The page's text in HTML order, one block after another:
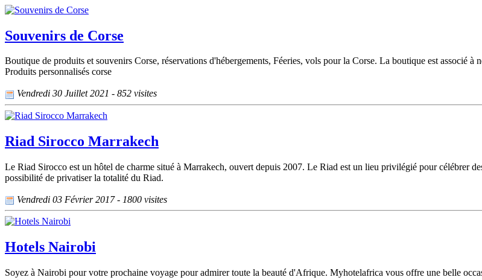
Souvenirs de Corse
Boutique de produits et souvenirs Corse, réservations d'hébergements, Féeries, vols pour la Corse. La boutique est associé à
Produits personnalisés corse
Vendredi 30 Juillet 2021 - 852 visites
Riad Sirocco Marrakech
Le Riad Sirocco est un hôtel de charme situé à Marrakech, ouvert depuis 2007. Le Riad est un lieu privilégié pour célébrer
possibilité de privatiser la totalité du Riad.
Vendredi 03 Février 2017 - 1800 visites
Hotels Nairobi
Soyez à Nairobi pour votre prochaine voyage pour admirer toute la beauté d'Afrique. Myhotelafrica vous offre une belle